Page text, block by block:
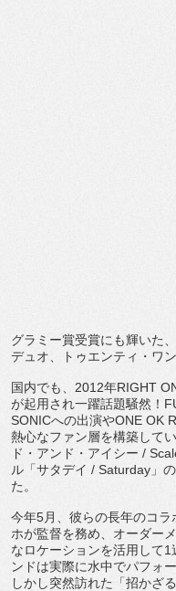
グラミー賞受賞にも輝いた、
デュオ、トゥエンティ・ ワ
国内でも、 2012年RIGHT
が起用され一躍話題騒然！
SONICへの出演やONE OK
熱心なファン層を構築して
ド・アンド・アイシー /
ル「サタデイ / Saturday 」
た。
今年5月、彼らの長年のコ
ホが監督を務め、 オーダー
なロケーションを活用して1
ンドは実際に水中でパフォ
しかし突然訪れた「招かざ